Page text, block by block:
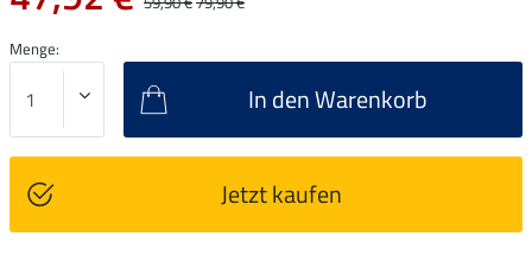
Menge:
In den Warenkorb
Jetzt kaufen